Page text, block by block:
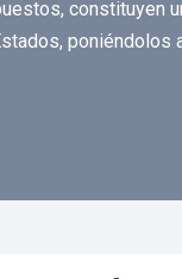
constituyen
poniéndolos